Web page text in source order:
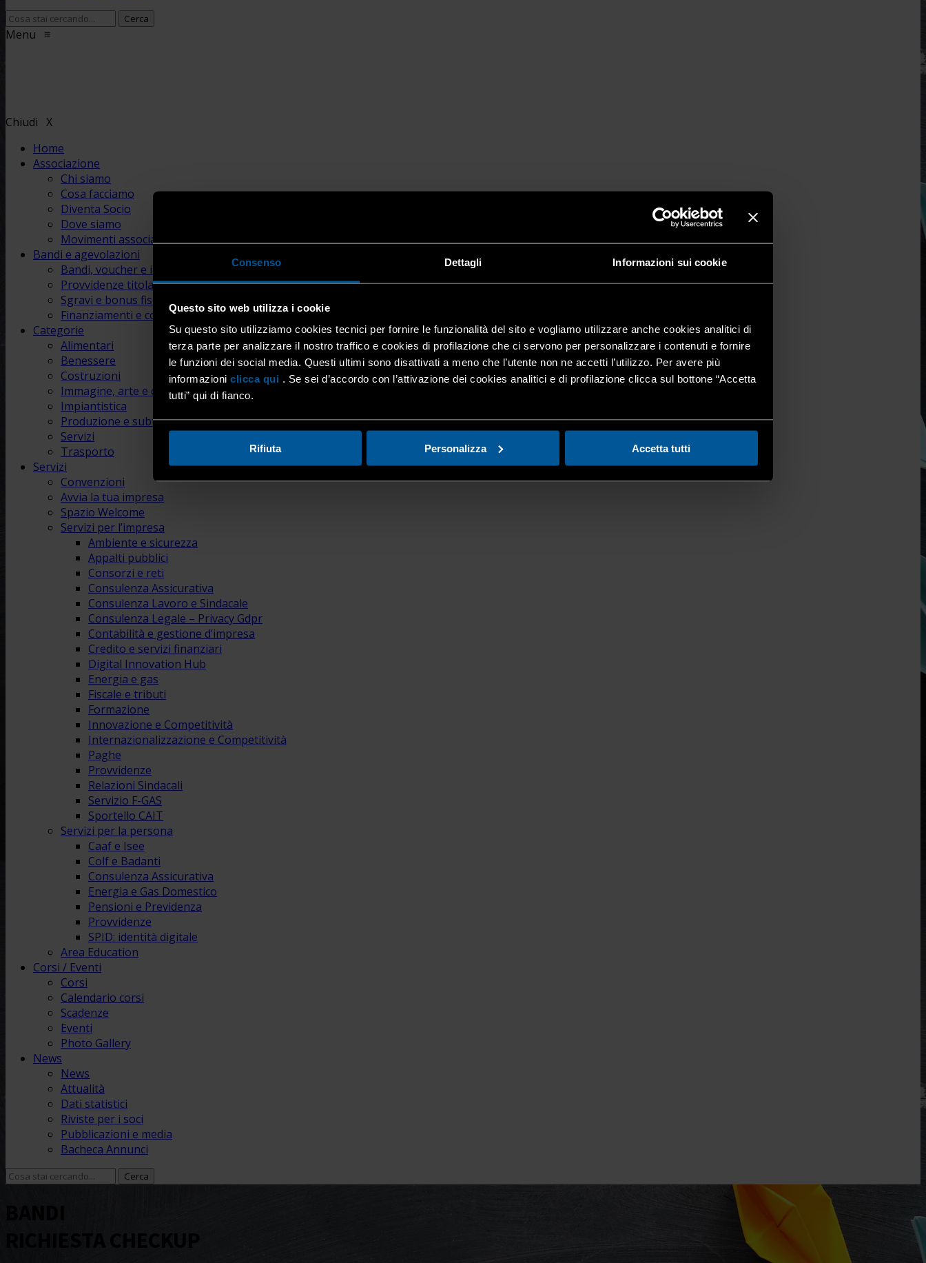
Consenso Dettagli Informazioni sui cookie
Questo sito web utilizza i cookie
Su questo sito utilizziamo cookies tecnici per fornire le funzionalità del sito e vogliamo utilizzare anche cookies analitici di
terza parte per analizzare il nostro traffico e cookies di profilazione che ci servono per personalizzare i contenuti e fornire
le funzioni dei social media. Questi ultimi sono disattivati a meno che l’utente non ne accetti l’utilizzo. Per avere più
informazioni clicca qui . Se sei d’accordo con l’attivazione dei cookies analitici e di profilazione clicca sul bottone “Accetta
tutti” qui di fianco.
Rifiuta Personalizza Accetta tutti
Menu ≡
Chiudi X
Home
Associazione
Chi siamo
Cosa facciamo
Diventa Socio
Dove siamo
Movimenti associativi
Bandi e agevolazioni
Bandi, voucher e incentivi
Provvidenze titolari e lavoratori
Sgravi e bonus fiscali
Finanziamenti e contributi
Categorie
Alimentari
Benessere
Costruzioni
Immagine, arte e comunicazione
Impiantistica
Produzione e subfornitura
Servizi
Trasporto
Servizi
Convenzioni
Avvia la tua impresa
Spazio Welcome
Servizi per l’impresa
Ambiente e sicurezza
Appalti pubblici
Consorzi e reti
Consulenza Assicurativa
Consulenza Lavoro e Sindacale
Consulenza Legale – Privacy Gdpr
Contabilità e gestione d’impresa
Credito e servizi finanziari
Digital Innovation Hub
Energia e gas
Fiscale e tributi
Formazione
Innovazione e Competitività
Internazionalizzazione e Competitività
Paghe
Provvidenze
Relazioni Sindacali
Servizio F-GAS
Sportello CAIT
Servizi per la persona
Caaf e Isee
Colf e Badanti
Consulenza Assicurativa
Energia e Gas Domestico
Pensioni e Previdenza
Provvidenze
SPID: identità digitale
Area Education
Corsi / Eventi
Corsi
Calendario corsi
Scadenze
Eventi
Photo Gallery
News
News
Attualità
Dati statistici
Riviste per i soci
Pubblicazioni e media
Bacheca Annunci
RICHIESTA CHECKUP